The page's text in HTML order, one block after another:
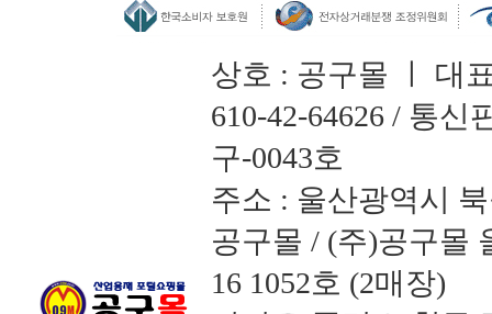
상호 : 공구몰 ㅣ 대
610-42-64626 / 통신
구-0043호
주소 : 울산광역시
공구몰 / (주)공구몰
16 1052호 (2매장)